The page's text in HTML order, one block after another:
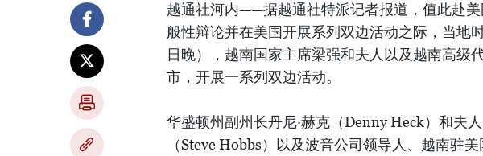
越通社河内——据越通社特派记者报道，值此赴
般性辩论并在美国开展系列双边活动之际，当地
日晚），越南国家主席梁强和夫人以及越南高级
市，开展一系列双边活动。
华盛顿州副州长丹尼·赫克（Denny Heck）和夫
（Steve Hobbs）以及波音公司领导人、越南驻